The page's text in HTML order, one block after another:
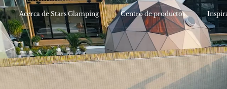
Acerca de Stars Glamping Centro de productos